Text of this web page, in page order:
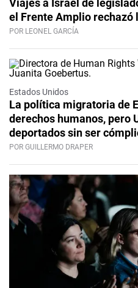
Viajes a Israel de
el Frente Amplio rechazó
POR LEONEL GARCÍA
Estados Unidos
La política migratoria de
derechos humanos, pero
deportados sin ser
POR GUILLERMO DRAPER